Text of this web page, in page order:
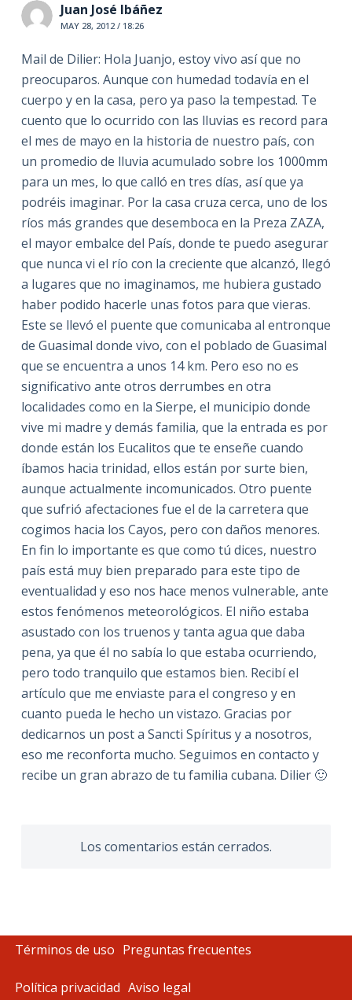
Juan José Ibáñez
MAY 28, 2012 / 18:26
Mail de Dilier: Hola Juanjo, estoy vivo así que no
preocuparos. Aunque con humedad todavía en el
cuerpo y en la casa, pero ya paso la tempestad. Te
cuento que lo ocurrido con las lluvias es record para
el mes de mayo en la historia de nuestro país, con
un promedio de lluvia acumulado sobre los 1000mm
para un mes, lo que calló en tres días, así que ya
podréis imaginar. Por la casa cruza cerca, uno de los
ríos más grandes que desemboca en la Preza ZAZA,
el mayor embalce del País, donde te puedo asegurar
que nunca vi el río con la creciente que alcanzó, llegó
a lugares que no imaginamos, me hubiera gustado
haber podido hacerle unas fotos para que vieras.
Este se llevó el puente que comunicaba al entronque
de Guasimal donde vivo, con el poblado de Guasimal
que se encuentra a unos 14 km. Pero eso no es
significativo ante otros derrumbes en otra
localidades como en la Sierpe, el municipio donde
vive mi madre y demás familia, que la entrada es por
donde están los Eucalitos que te enseñe cuando
íbamos hacia trinidad, ellos están por surte bien,
aunque actualmente incomunicados. Otro puente
que sufrió afectaciones fue el de la carretera que
cogimos hacia los Cayos, pero con daños menores.
En fin lo importante es que como tú dices, nuestro
país está muy bien preparado para este tipo de
eventualidad y eso nos hace menos vulnerable, ante
estos fenómenos meteorológicos. El niño estaba
asustado con los truenos y tanta agua que daba
pena, ya que él no sabía lo que estaba ocurriendo,
pero todo tranquilo que estamos bien. Recibí el
artículo que me enviaste para el congreso y en
cuanto pueda le hecho un vistazo. Gracias por
dedicarnos un post a Sancti Spíritus y a nosotros,
eso me reconforta mucho. Seguimos en contacto y
recibe un gran abrazo de tu familia cubana. Dilier 🙂
Los comentarios están cerrados.
Términos de uso Preguntas frecuentes
Política privacidad Aviso legal